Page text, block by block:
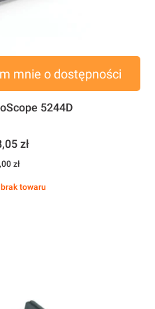
mnie o dostępności
5244D
zł
zł
brak towaru